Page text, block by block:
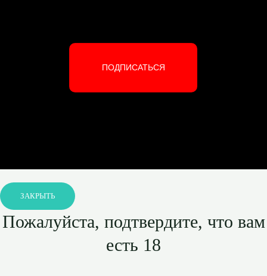
ПОДПИСАТЬСЯ
ЗАКРЫТЬ
Пожалуйста, подтвердите, что вам
есть 18